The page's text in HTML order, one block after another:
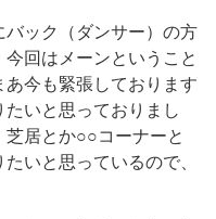
ック（ダンサー）の方
回はメーンということ
今も緊張しております
いと思っておりまし
居とか○○コーナーと
いと思っているので、